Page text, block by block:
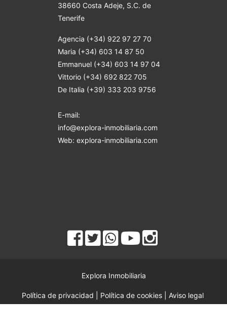
38660 Costa Adeje, S.C. de
Tenerife
Agencia (+34) 922 97 27 70
Maria (+34) 603 14 87 50
Emmanuel (+34) 603 14 97 04
Vittorio (+34) 692 822 705
De Italia (+39) 333 203 9756
E-mail:
info@explora-inmobiliaria.com
Web: explora-inmobiliaria.com
Explora Inmobiliaria
Política de privacidad Política de cookies| Aviso legal